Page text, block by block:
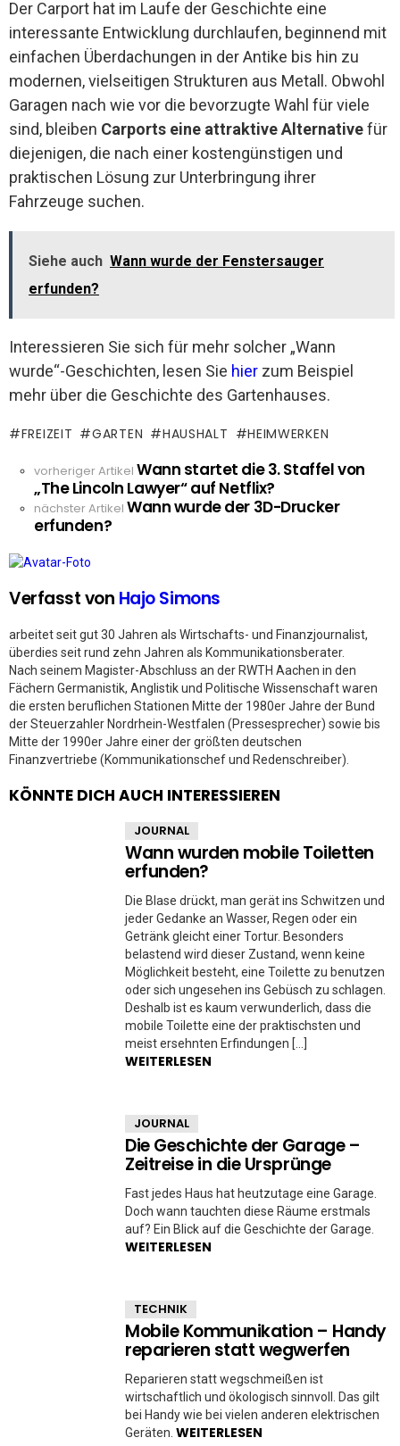
Der Carport hat im Laufe der Geschichte eine
interessante Entwicklung durchlaufen, beginnend mit
einfachen Überdachungen in der Antike bis hin zu
modernen, vielseitigen Strukturen aus Metall. Obwohl
Garagen nach wie vor die bevorzugte Wahl für viele
sind, bleiben Carports eine attraktive Alternativefür
diejenigen, die nach einer kostengünstigen und
praktischen Lösung zur Unterbringung ihrer
Fahrzeuge suchen.
Siehe auch Wann wurde der Fenstersauger
erfunden?
Interessieren Sie sich für mehr solcher „Wann
wurde“-Geschichten, lesen Sie hier zum Beispiel
mehr über die Geschichte des Gartenhauses.
FREIZEIT GARTEN HAUSHALT HEIMWERKEN
See
vorheriger Artikel Wann startet die 3. Staffel von
„The Lincoln Lawyer“ auf Netflix?
nächster Artikel Wann wurde der 3D-Drucker
erfunden?
Verfasst von Hajo Simons
arbeitet seit gut 30 Jahren als Wirtschafts- und Finanzjournalist,
überdies seit rund zehn Jahren als Kommunikationsberater.
Nach seinem Magister-Abschluss an der RWTH Aachen in den
Fächern Germanistik, Anglistik und Politische Wissenschaft waren
die ersten beruflichen Stationen Mitte der 1980er Jahre der Bund
der Steuerzahler Nordrhein-Westfalen (Pressesprecher) sowie bis
Mitte der 1990er Jahre einer der größten deutschen
Finanzvertriebe (Kommunikationschef und Redenschreiber).
KÖNNTE DICH AUCH INTERESSIEREN
JOURNAL
Wann wurden mobile Toiletten
erfunden?
Die Blase drückt, man gerät ins Schwitzen und
jeder Gedanke an Wasser, Regen oder ein
Getränk gleicht einer Tortur. Besonders
belastend wird dieser Zustand, wenn keine
Möglichkeit besteht, eine Toilette zu benutzen
oder sich ungesehen ins Gebüsch zu schlagen.
Deshalb ist es kaum verwunderlich, dass die
mobile Toilette eine der praktischsten und
meist ersehnten Erfindungen […]
WEITERLESEN
JOURNAL
Die Geschichte der Garage –
Zeitreise in die Ursprünge
Fast jedes Haus hat heutzutage eine Garage.
Doch wann tauchten diese Räume erstmals
auf? Ein Blick auf die Geschichte der Garage.
WEITERLESEN
TECHNIK
Mobile Kommunikation – Handy
reparieren statt wegwerfen
Reparieren statt wegschmeißen ist
wirtschaftlich und ökologisch sinnvoll. Das gilt
bei Handy wie bei vielen anderen elektrischen
Geräten. WEITERLESEN